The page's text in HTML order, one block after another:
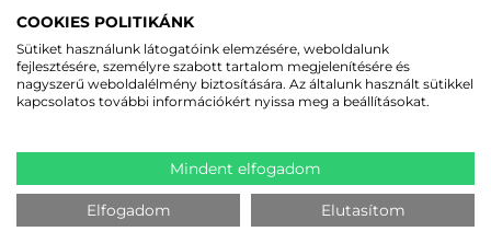
Az intelligens funkciók és a kialakítás praktikussága révén a Datalogic
Magellan 9900i ideális választást jelentenek a kereskedelmi szektor
számára. Kombinálva a kiváló teljesítményt és a felhasználóbarát
kialakítást, ezek a készülékek hozzájárulnak az üzleti folyamatok
hatékonyabbá tételéhez és az ügyfélélmény javításához, ezáltal növelve
a vállalkozások hatékonyságát és versenyképességét.
EXTRA MÉRÉSI BIZTONSÁG A DATALOGIC
MAGELLAN 9900I HASZNÁLATÁVAL
Az integrált hibaészlelési funkciók, mint például a ScaleSentry
COOKIES POLITIKÁNK
Sütiket használunk látogatóink elemzésére, weboldalunk
fejlesztésére, személyre szabott tartalom megjelenítésére és
nagyszerű weboldalélmény biztosítására. Az általunk használt sütikkel
kapcsolatos további információkért nyissa meg a beállításokat.
Mindent elfogadom
Elfogadom Elutasítom